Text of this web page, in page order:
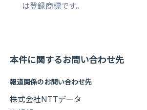
は登録商標です。
本件に関するお問い合わせ先
報道関係のお問い合わせ先
株式会社NTTデータ